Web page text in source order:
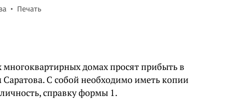
Печать
домах просят прибыть в
С собой необходимо иметь копии
справку формы 1.